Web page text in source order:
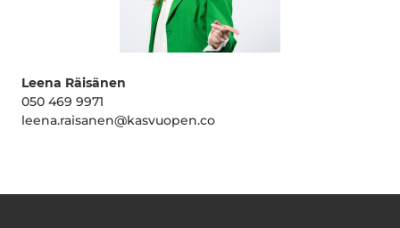
Leena Räisänen
050 469 9971
leena.raisanen@kasvuopen.co